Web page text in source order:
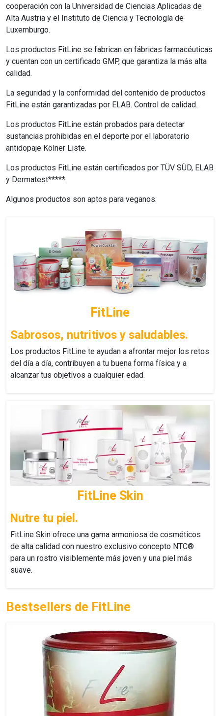
cooperación con la Universidad de Ciencias Aplicadas de
Alta Austria y el Instituto de Ciencia y Tecnología de
Luxemburgo.
Los productos FitLine se fabrican en fábricas farmacéuticas
y cuentan con un certificado GMP, que garantiza la más alta
calidad.
La seguridad y la conformidad del contenido de productos
FitLine están garantizadas por ELAB. Control de calidad.
Los productos FitLine están probados para detectar
sustancias prohibidas en el deporte por el laboratorio
antidopaje Kölner Liste.
Los productos FitLine están certificados por TÜV SÜD, ELAB
y Dermatest*****.
Algunos productos son aptos para veganos.
FitLine
Sabrosos, nutritivos y saludables.
Los productos FitLine te ayudan a afrontar mejor los retos
del día a día, contribuyen a tu buena forma física y a
alcanzar tus objetivos a cualquier edad.
FitLine Skin
Nutre tu piel.
FitLine Skin ofrece una gama armoniosa de cosméticos
de alta calidad con nuestro exclusivo concepto NTC®
para un rostro visiblemente más joven y una piel más
suave.
Bestsellers de FitLine